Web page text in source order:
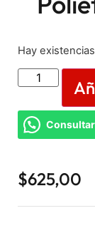
Hay existencias
$625,00